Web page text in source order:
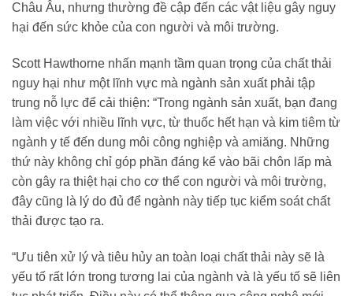
Châu Âu, nhưng thường đề cập đến các vật liệu gây nguy
hại đến sức khỏe của con người và môi trường.
Scott Hawthorne nhấn mạnh tầm quan trọng của chất thải
nguy hại như một lĩnh vực mà ngành sản xuất phải tập
trung nỗ lực để cải thiện: “Trong ngành sản xuất, bạn đang
làm việc với nhiều lĩnh vực, từ thuốc hết hạn và kim tiêm từ
ngành y tế đến dung môi công nghiệp và amiăng. Những
thứ này không chỉ góp phần đáng kể vào bãi chôn lấp mà
còn gây ra thiệt hại cho cơ thể con người và môi trường,
đây cũng là lý do đủ để ngành này tiếp tục kiểm soát chất
thải được tạo ra.
“Ưu tiên xử lý và tiêu hủy an toàn loại chất thải này sẽ là
yếu tố rất lớn trong tương lai của ngành và là yếu tố sẽ liên